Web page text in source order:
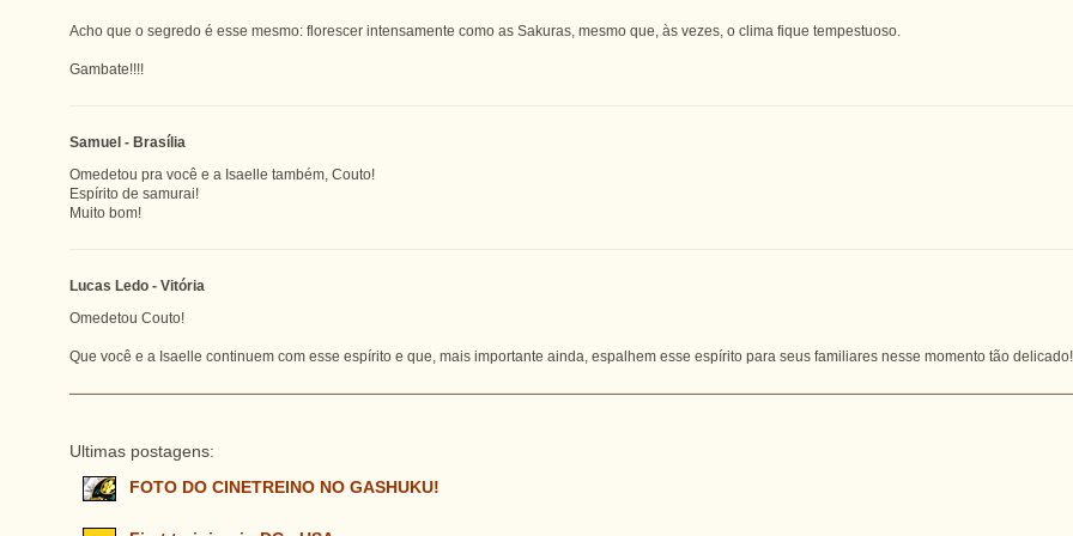
Acho que o segredo é esse mesmo: florescer intensamente como as Sakuras, mesmo que, às vezes, o clima fique tempestuoso.
Gambate!!!!
Samuel - Brasília
Omedetou pra você e a Isaelle também, Couto!
Espírito de samurai!
Muito bom!
Lucas Ledo - Vitória
Omedetou Couto!
Que você e a Isaelle continuem com esse espírito e que, mais importante ainda, espalhem esse espírito para seus familiares nesse momento tão delicado!
Ultimas postagens:
FOTO DO CINETREINO NO GASHUKU!